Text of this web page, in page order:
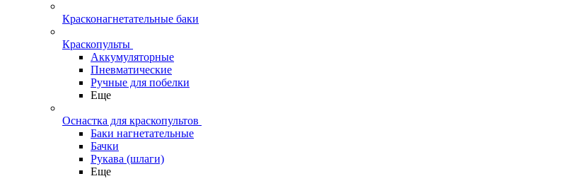
Красконагнетательные баки
Краскопульты
Аккумуляторные
Пневматические
Ручные для побелки
Еще
Оснастка для краскопультов
Баки нагнетательные
Бачки
Рукава (шлаги)
Еще